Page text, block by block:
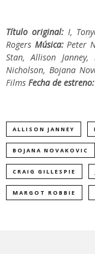
Título original: I,
Rogers Música: Peter
Stan, Allison Janney,
Nicholson, Bojana
Films Fecha de estreno:
ALLISON JANNEY
BOJANA NOVAKOVIC
CRAIG GILLESPIE
MARGOT ROBBIE